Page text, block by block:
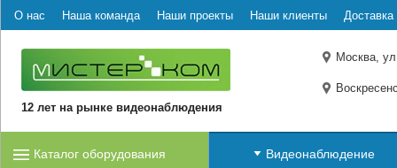
О нас Наша команда Наши проекты Наши клиенты Доставка
12 лет на рынке видеонаблюдения
Москва,
Каталог оборудования Видеонаблюдение